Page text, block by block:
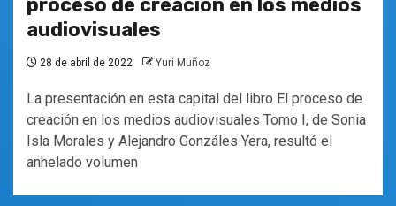
proceso de creación en los medios
audiovisuales
28 de abril de 2022 Yuri Muñoz
La presentación en esta capital del libro El proceso de
creación en los medios audiovisuales Tomo I, de Sonia
Isla Morales y Alejandro Gonzáles Yera, resultó el
anhelado volumen